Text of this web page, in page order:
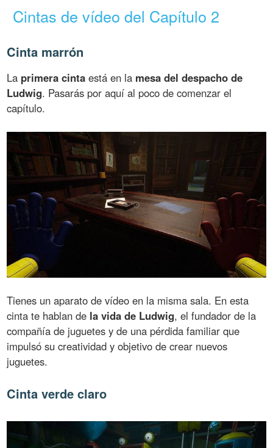
Cintas de vídeo del Capítulo 2
Cinta marrón
La primera cinta está en la mesa del despacho de
Ludwig. Pasarás por aquí al poco de comenzar el
capítulo.
Tienes un aparato de vídeo en la misma sala. En esta
cinta te hablan de la vida de Ludwig, el fundador de la
compañía de juguetes y de una pérdida familiar que
impulsó su creatividad y objetivo de crear nuevos
juguetes.
Cinta verde claro